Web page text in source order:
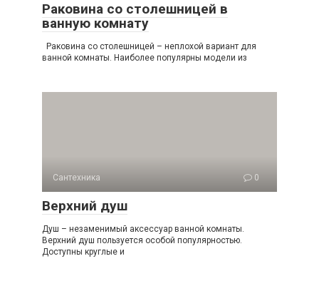
Раковина со столешницей в
ванную комнату
Раковина со столешницей – неплохой вариант для
ванной комнаты. Наиболее популярны модели из
Сантехника 0
Верхний душ
Душ – незаменимый аксессуар ванной комнаты.
Верхний душ пользуется особой популярностью.
Доступны круглые и